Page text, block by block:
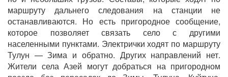
маршруту дальнего следования на станции не
останавливаются. Но есть пригородное сообщение,
которое позволяет связать село с другими
населенными пунктами. Электрички ходят по маршруту
Тулун — Зима и обратно. Других направлений нет.
Жители села Азей могут добраться на пригородном